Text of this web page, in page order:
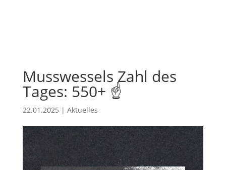
Musswessels Zahl des
Tages: 550+ ☝️
22.01.2025 | Aktuelles